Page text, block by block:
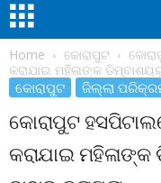
Home କୋରାପୁଟ
କରାଯାଇ ମହିଳାଙ୍କ
କୋରାପୁଟ ଜିଲ୍ଲା
କୋରାପୁଟ
କରାଯାଇ